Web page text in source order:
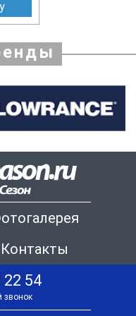
Контакты
22 54
звонок